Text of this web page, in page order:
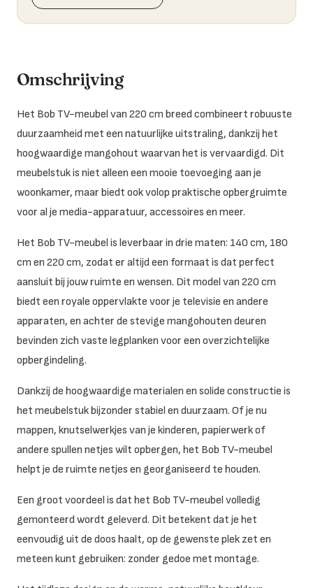
Omschrijving
Het Bob TV-meubel van 220 cm breed combineert robuuste
duurzaamheid met een natuurlijke uitstraling, dankzij het
hoogwaardige mangohout waarvan het is vervaardigd. Dit
meubelstuk is niet alleen een mooie toevoeging aan je
woonkamer, maar biedt ook volop praktische opbergruimte
voor al je media-apparatuur, accessoires en meer.
Het Bob TV-meubel is leverbaar in drie maten: 140 cm, 180
cm en 220 cm, zodat er altijd een formaat is dat perfect
aansluit bij jouw ruimte en wensen. Dit model van 220 cm
biedt een royale oppervlakte voor je televisie en andere
apparaten, en achter de stevige mangohouten deuren
bevinden zich vaste legplanken voor een overzichtelijke
opbergindeling.
Dankzij de hoogwaardige materialen en solide constructie is
het meubelstuk bijzonder stabiel en duurzaam. Of je nu
mappen, knutselwerkjes van je kinderen, papierwerk of
andere spullen netjes wilt opbergen, het Bob TV-meubel
helpt je de ruimte netjes en georganiseerd te houden.
Een groot voordeel is dat het Bob TV-meubel volledig
gemonteerd wordt geleverd. Dit betekent dat je het
eenvoudig uit de doos haalt, op de gewenste plek zet en
meteen kunt gebruiken: zonder gedoe met montage.